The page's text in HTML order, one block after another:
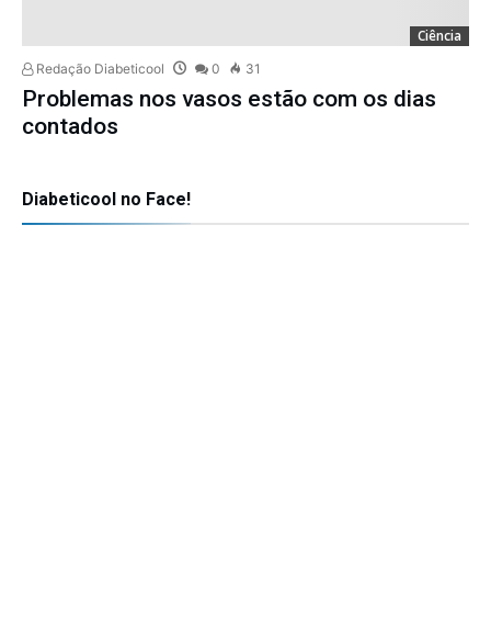
Ciência
Redação Diabeticool 0 31
Problemas nos vasos estão com os dias
contados
Diabeticool no Face!